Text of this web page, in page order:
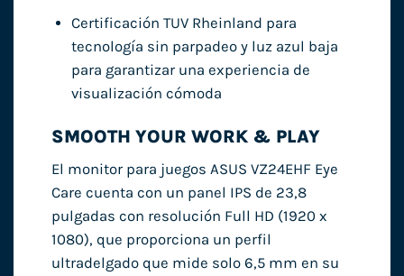
Certificación TUV Rheinland para
tecnología sin parpadeo y luz azul baja
para garantizar una experiencia de
visualización cómoda
SMOOTH YOUR WORK & PLAY
El monitor para juegos ASUS VZ24EHF Eye
Care cuenta con un panel IPS de 23,8
pulgadas con resolución Full HD (1920 x
1080), que proporciona un perfil
ultradelgado que mide solo 6,5 mm en su